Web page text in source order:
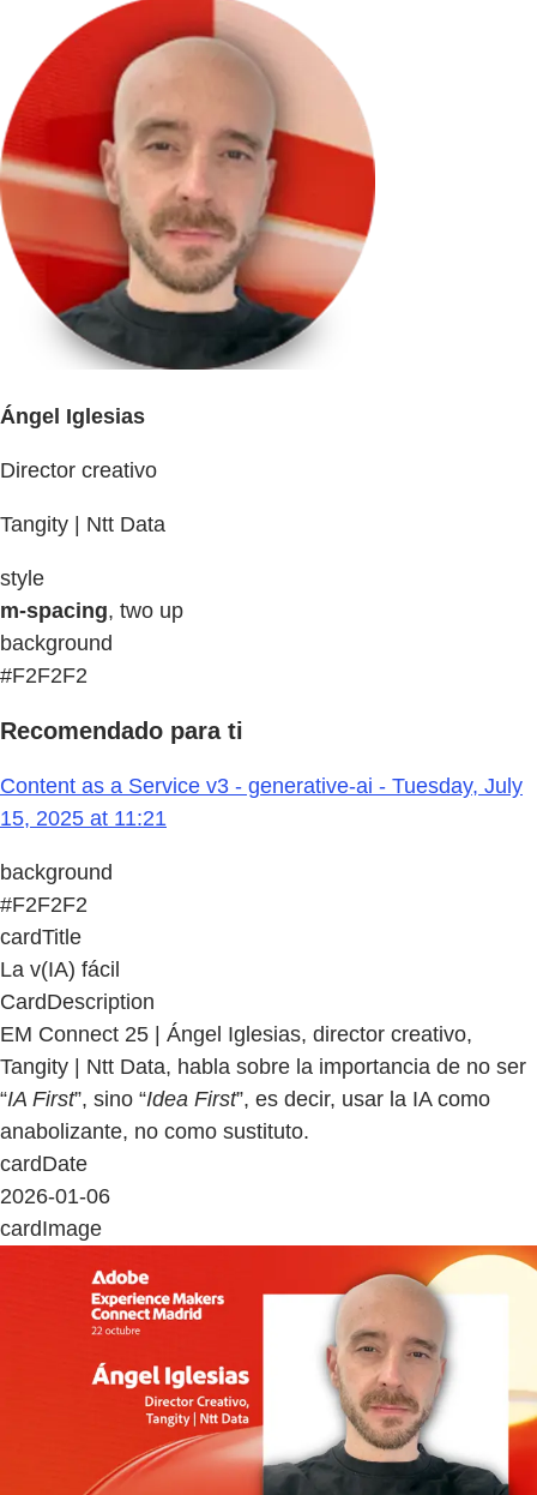
Ángel Iglesias
Director creativo
Tangity | Ntt Data
style
m-spacing, two up
background
#F2F2F2
Recomendado para ti
Content as a Service v3 - generative-ai - Tuesday, July
15, 2025 at 11:21
background
#F2F2F2
cardTitle
La v(IA) fácil
CardDescription
EM Connect 25 | Ángel Iglesias, director creativo,
Tangity | Ntt Data, habla sobre la importancia de no ser
“IA First”, sino “Idea First”, es decir, usar la IA como
anabolizante, no como sustituto.
cardDate
2026-01-06
cardImage